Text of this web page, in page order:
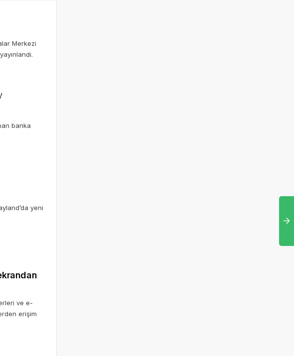
Merkezi
banka
yeni
ve e-
erişim